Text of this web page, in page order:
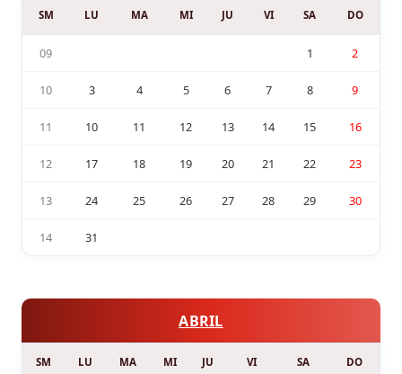
SM LU MA MI JU VI SA DO
09 1 2
10 3 4 5 6 7 8 9
11 10 11 12 13 14 15 16
12 17 18 19 20 21 22 23
13 24 25 26 27 28 29 30
14 31
ABRIL
SM LU MA MI JU VI SA DO